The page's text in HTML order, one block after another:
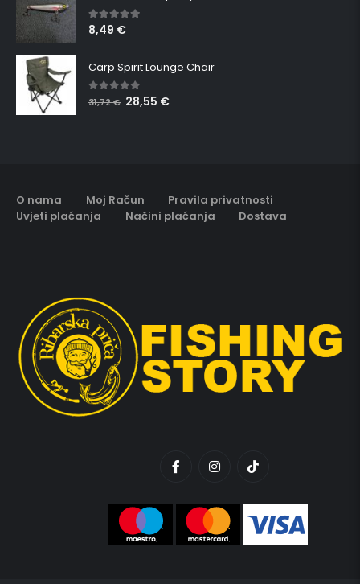
5.00 out of 5
8,49 €
Carp Spirit Lounge Chair
5.00 out of 5
31,72€ 28,55 €
O nama Moj Račun
Pravila privatnosti
Uvjeti plaćanja
Načini plaćanja Dostava